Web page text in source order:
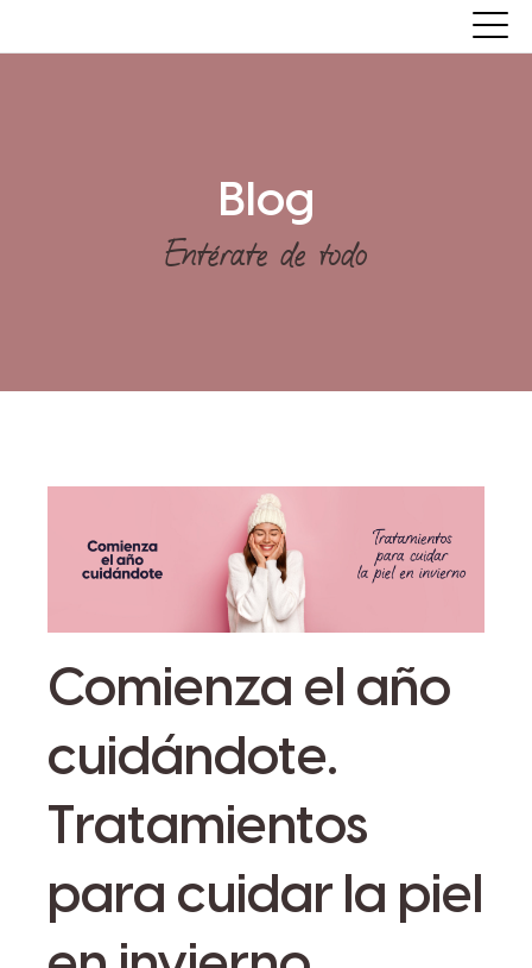
Blog
Entérate de todo
Comienza el año
cuidándote.
Tratamientos
para cuidar la piel